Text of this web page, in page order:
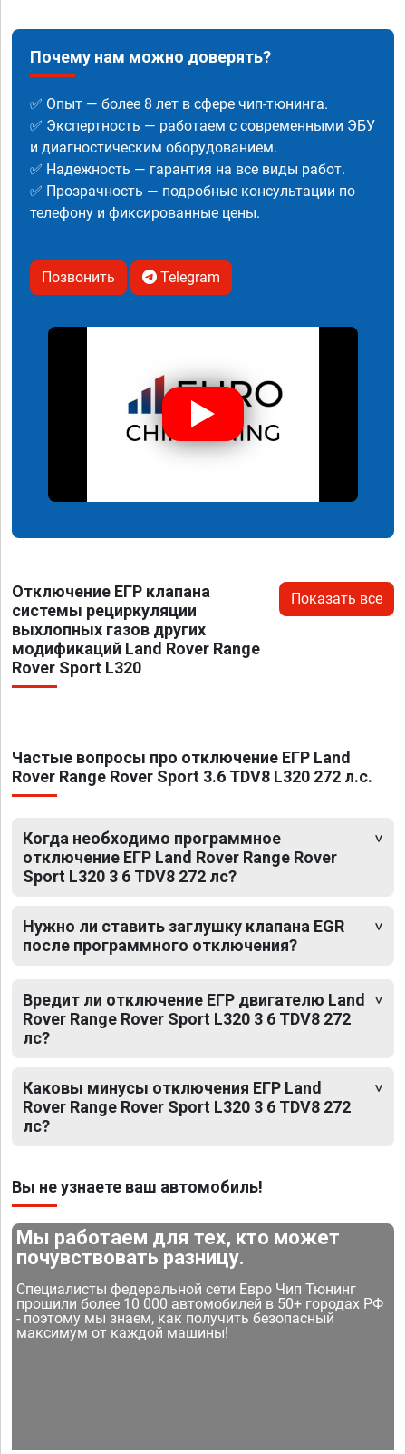
Почему нам можно доверять?
✅ Опыт — более 8 лет в сфере чип-тюнинга.
✅ Экспертность — работаем с современными ЭБУ
и диагностическим оборудованием.
✅ Надежность — гарантия на все виды работ.
✅ Прозрачность — подробные консультации по
телефону и фиксированные цены.
Позвонить Telegram
Отключение ЕГР клапана
системы рециркуляции
выхлопных газов других
модификаций Land Rover Range
Rover Sport L320
Показать все
Частые вопросы про отключение ЕГР Land
Rover Range Rover Sport 3.6 TDV8 L320 272 л.с.
Когда необходимо программное
отключение ЕГР Land Rover Range Rover
Sport L320 3 6 TDV8 272 лс?
Нужно ли ставить заглушку клапана EGR
после программного отключения?
Вредит ли отключение ЕГР двигателю Land
Rover Range Rover Sport L320 3 6 TDV8 272
лс?
Каковы минусы отключения ЕГР Land
Rover Range Rover Sport L320 3 6 TDV8 272
лс?
Вы не узнаете ваш автомобиль!
Мы работаем для тех, кто может
почувствовать разницу.
Специалисты федеральной сети Евро Чип Тюнинг
прошили более 10 000 автомобилей в 50+ городах РФ
- поэтому мы знаем, как получить безопасный
максимум от каждой машины!